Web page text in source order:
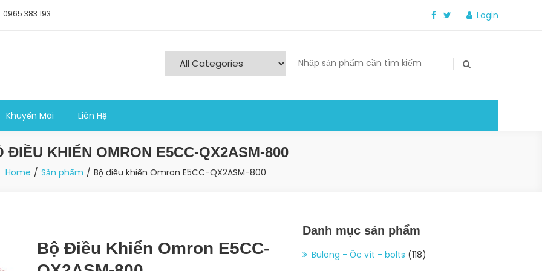
0965.383.193 Login
Khuyến Mãi Liên Hệ
ĐIỀU KHIỂN OMRON E5CC-QX2ASM-800
Home Sản phẩm Bộ điều khiển Omron E5CC-QX2ASM-800
Bộ Điều Khiển Omron E5CC-
Danh mục sản phẩm
Bulong - Ốc vít - bolts (118)